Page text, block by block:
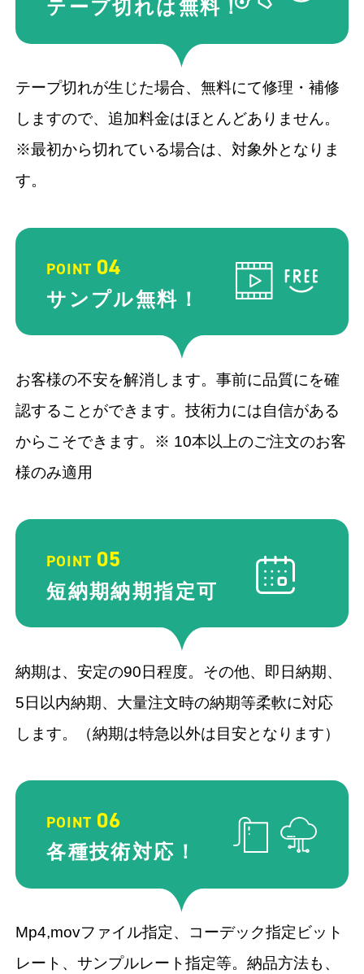
テープ切れは無料！
テープ切れが生じた場合、無料にて修理・補修
しますので、追加料金はほとんどありません。
※最初から切れている場合は、対象外となりま
す。
POINT 04
サンプル無料！
お客様の不安を解消します。事前に品質にを確
認することができます。技術力には自信がある
からこそできます。※ 10本以上のご注文のお客
様のみ適用
POINT 05
短納期納期指定可
納期は、安定の90日程度。その他、即日納期、
5日以内納期、大量注文時の納期等柔軟に対応
します。（納期は特急以外は目安となります）
POINT 06
各種技術対応！
Mp4,movファイル指定、コーデック指定ビット
レート、サンプルレート指定等。納品方法も、